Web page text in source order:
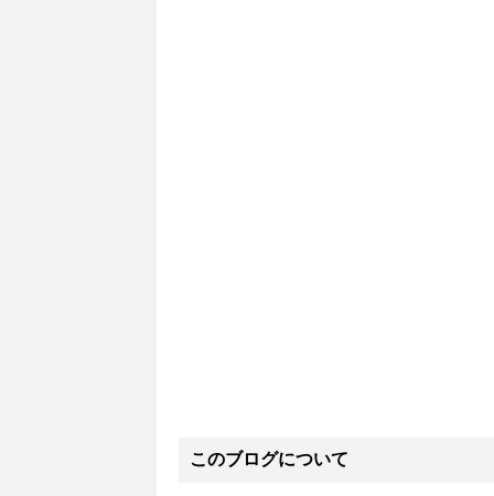
このブログについて